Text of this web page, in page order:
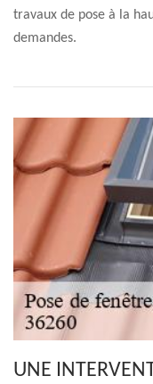
travaux de pose à la
demandes.
UNE